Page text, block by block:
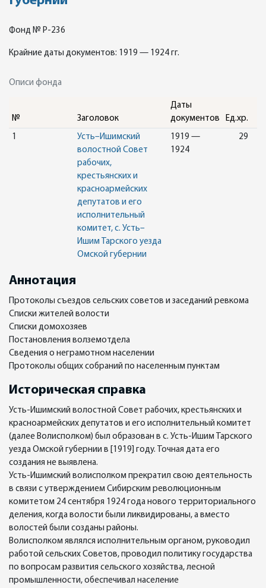
Фонд № Р-236
Крайние даты документов: 1919 — 1924 гг.
Описи фонда
№ Заголовок
Даты
документов
Ед.хр.
1
Усть–Ишимский
волостной Совет
рабочих,
крестьянских и
красноармейских
депутатов и его
исполнительный
комитет, с. Усть–
Ишим Тарского уезда
Омской губернии
1919 —
1924
29
Аннотация
Протоколы съездов сельских советов и заседаний ревкома
Списки жителей волости
Списки домохозяев
Постановления волземотдела
Сведения о неграмотном населении
Протоколы общих собраний по населенным пунктам
Историческая справка
Усть-Ишимский волостной Совет рабочих, крестьянских и
красноармейских депутатов и его исполнительный комитет
(далее Волисполком) был образован в с. Усть-Ишим Тарского
уезда Омской губернии в [1919] году. Точная дата его
создания не выявлена.
Усть-Ишимский волисполком прекратил свою деятельность
в связи с утверждением Сибирским революционным
комитетом 24 сентября 1924 года нового территориального
деления, когда волости были ликвидированы, а вместо
волостей были созданы районы.
Волисполком являлся исполнительным органом, руководил
работой сельских Советов, проводил политику государства
по вопросам развития сельского хозяйства, лесной
промышленности, обеспечивал население